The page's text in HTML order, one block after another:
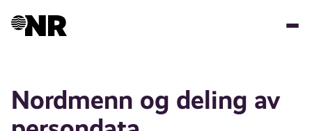
Nordmenn og deling av